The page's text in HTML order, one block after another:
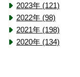
2023年 (121)
2022年 (98)
2021年 (198)
2020年 (134)